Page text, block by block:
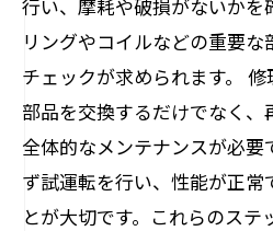
行い、摩耗や破損がないかを
リングやコイルなどの重要
チェックが求められます。
部品を交換するだけでなく、
全体的なメンテナンスが必要
ず試運転を行い、性能が正
とが大切です。これらのステ